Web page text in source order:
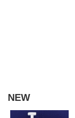
NEW